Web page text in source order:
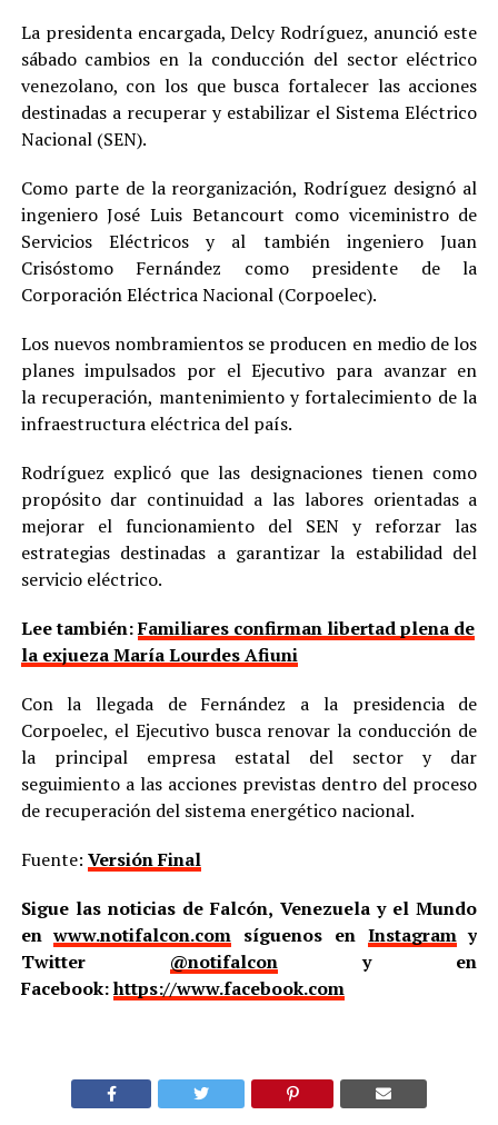
La presidenta encargada, Delcy Rodríguez, anunció este
sábado cambios en la conducción del sector eléctrico
venezolano, con los que busca fortalecer las acciones
destinadas a recuperar y estabilizar el Sistema Eléctrico
Nacional (SEN).
Como parte de la reorganización, Rodríguez designó al
ingeniero José Luis Betancourt como viceministro de
Servicios Eléctricos y al también ingeniero Juan
Crisóstomo Fernández como presidente de la
Corporación Eléctrica Nacional (Corpoelec).
Los nuevos nombramientos se producen en medio de los
planes impulsados por el Ejecutivo para avanzar en
la recuperación, mantenimiento y fortalecimiento de la
infraestructura eléctrica del país.
Rodríguez explicó que las designaciones tienen como
propósito dar continuidad a las labores orientadas a
mejorar el funcionamiento del SEN y reforzar las
estrategias destinadas a garantizar la estabilidad del
servicio eléctrico.
Lee también:Familiares confirman libertad plena de
la exjueza María Lourdes Afiuni
Con la llegada de Fernández a la presidencia de
Corpoelec, el Ejecutivo busca renovar la conducción de
la principal empresa estatal del sector y dar
seguimiento a las acciones previstas dentro del proceso
de recuperación del sistema energético nacional.
Fuente: Versión Final
Sigue las noticias de Falcón, Venezuela y el Mundo
enwww.notifalcon.com síguenos en Instagramy
Twitter @notifalcony en
Facebook:https://www.facebook.com